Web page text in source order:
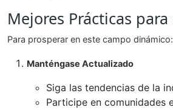
Mejores Prácticas
Para prosperar en este campo dinámico:
Manténgase Actualizado
Siga las tendencias de la
Participe en comunidades